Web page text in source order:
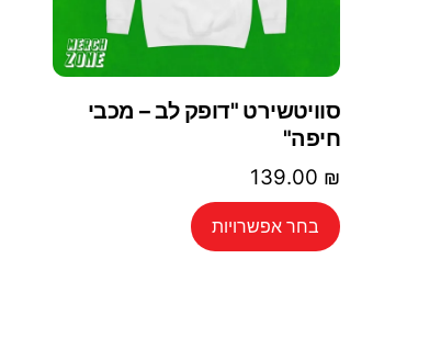
סוויטשירט "דופק לב – מכבי
חיפה"
139.00 ₪
בחר אפשרויות
למוצר